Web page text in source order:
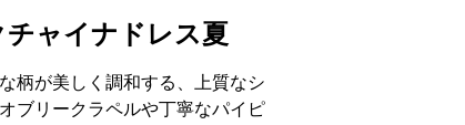
ャイナドレス夏
柄が美しく調和する、上質なシ
ブリークラペルや丁寧なパイピ